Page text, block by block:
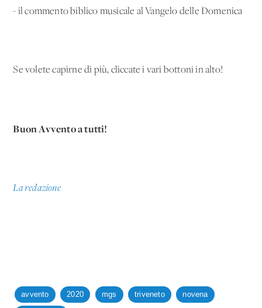
- il commento biblico musicale al Vangelo delle Domenica
Se volete capirne di più, cliccate i vari bottoni in alto!
Buon Avvento a tutti!
La redazione
avvento 2020 mgs triveneto novena